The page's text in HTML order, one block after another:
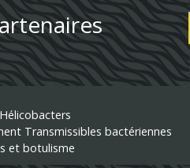
Transmissibles bactériennes
et botulisme